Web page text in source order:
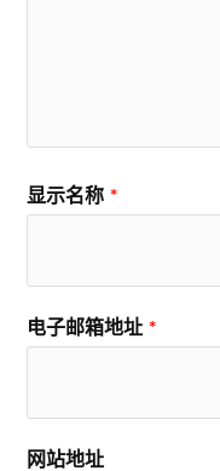
显示名称 *
电子邮箱地址 *
网站地址